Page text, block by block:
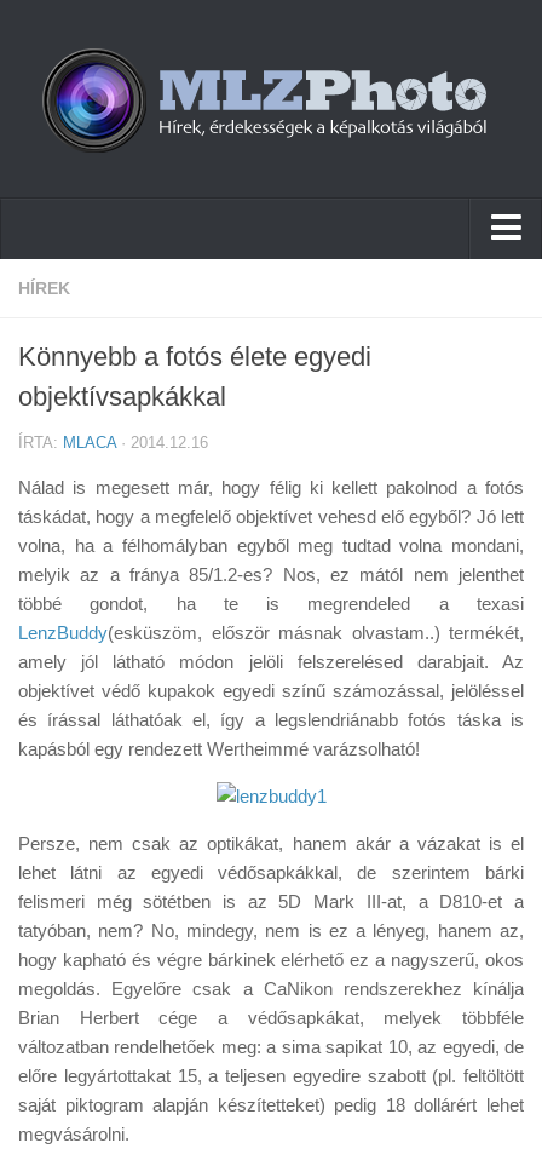
Hírek
Cikkek
Szoftver
Tudástár
Tanácsok
Érdekességek
Helyszíni Riport
E-BB
HÍREK
Könnyebb a fotós élete egyedi
objektívsapkákkal
ÍRTA: MLACA· 2014.12.16
Nálad is megesett már, hogy félig ki kellett pakolnod a fotós
táskádat, hogy a megfelelő objektívet vehesd elő egyből? Jó lett
volna, ha a félhomályban egyből meg tudtad volna mondani,
melyik az a fránya 85/1.2-es? Nos, ez mától nem jelenthet
többé gondot, ha te is megrendeled a texasi
LenzBuddy(esküszöm, először másnak olvastam..) termékét,
amely jól látható módon jelöli felszerelésed darabjait. Az
objektívet védő kupakok egyedi színű számozással, jelöléssel
és írással láthatóak el, így a legslendriánabb fotós táska is
kapásból egy rendezett Wertheimmé varázsolható!
Persze, nem csak az optikákat, hanem akár a vázakat is el
lehet látni az egyedi védősapkákkal, de szerintem bárki
felismeri még sötétben is az 5D Mark III-at, a D810-et a
tatyóban, nem? No, mindegy, nem is ez a lényeg, hanem az,
hogy kapható és végre bárkinek elérhető ez a nagyszerű, okos
megoldás. Egyelőre csak a CaNikon rendszerekhez kínálja
Brian Herbert cége a védősapkákat, melyek többféle
változatban rendelhetőek meg: a sima sapikat 10, az egyedi, de
előre legyártottakat 15, a teljesen egyedire szabott (pl. feltöltött
saját piktogram alapján készítetteket) pedig 18 dollárért lehet
megvásárolni.